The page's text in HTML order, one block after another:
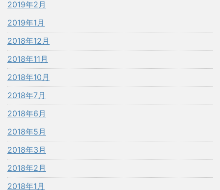
2019年2月
2019年1月
2018年12月
2018年11月
2018年10月
2018年7月
2018年6月
2018年5月
2018年3月
2018年2月
2018年1月